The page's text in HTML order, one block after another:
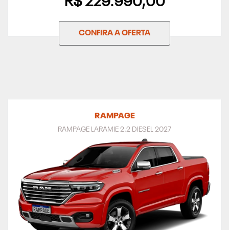
CONFIRA A OFERTA
RAMPAGE
RAMPAGE LARAMIE 2.2 DIESEL 2027